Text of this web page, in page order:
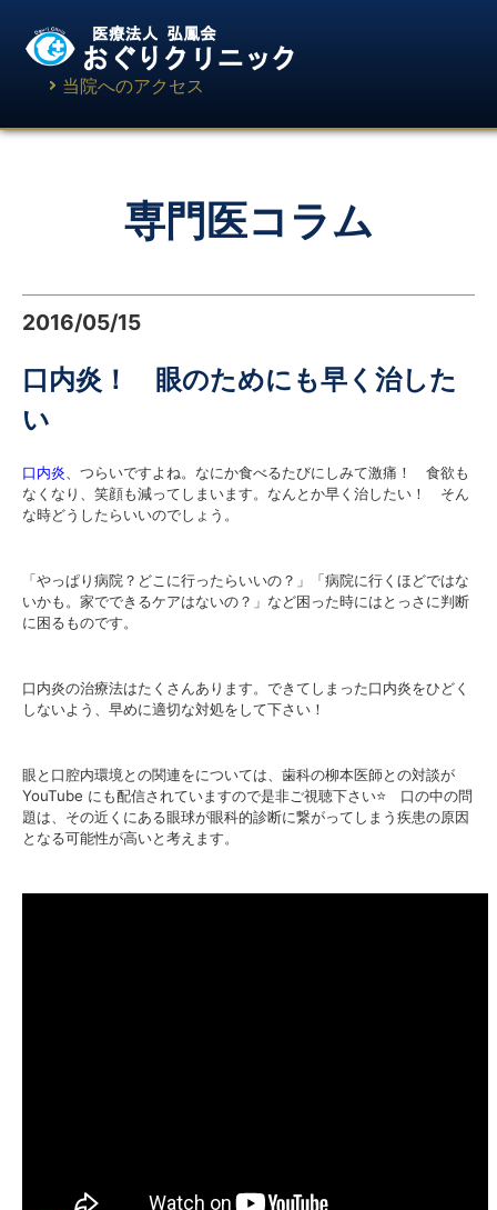
当院へのアクセス
専門医コラム
2016/05/15
口内炎！ 眼のためにも早く治した
い
口内炎 、つらいですよね。なにか食べるたびにしみて激痛！ 食欲も
なくなり、笑顔も減ってしまいます。なんとか早く治したい！ そん
な時どうしたらいいのでしょう。
「やっぱり病院？どこに行ったらいいの？」「病院に行くほどではな
いかも。家でできるケアはないの？」など困った時にはとっさに判断
に困るものです。
口内炎の治療法はたくさんあります。できてしまった口内炎をひどく
しないよう、早めに適切な対処をして下さい！
眼と口腔内環境との関連をについては、歯科の柳本医師との対談が
YouTube にも配信されていますので是非ご視聴下さい⭐️ 口の中の問
題は、その近くにある眼球が眼科的診断に繋がってしまう疾患の原因
となる可能性が高いと考えます。